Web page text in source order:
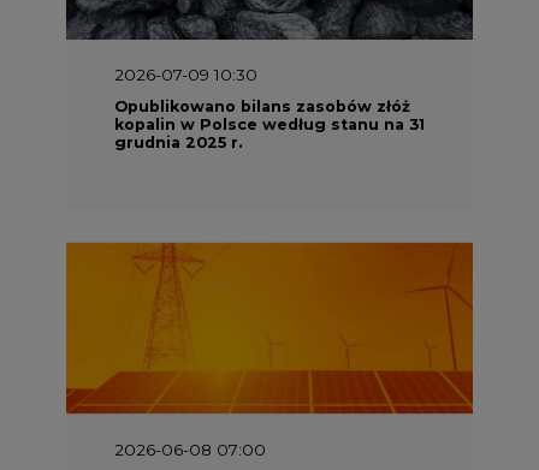
2026-07-09 10:30
Opublikowano bilans zasobów złóż
kopalin w Polsce według stanu na 31
grudnia 2025 r.
2026-06-08 07:00